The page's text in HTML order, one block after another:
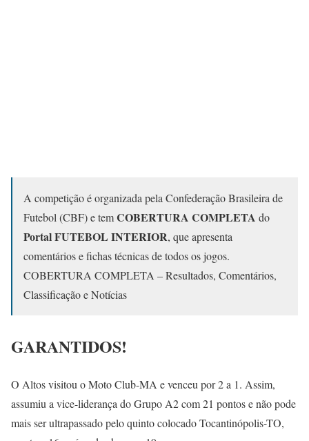
A competição é organizada pela Confederação Brasileira de
Futebol (CBF) e temCOBERTURA COMPLETA do
Portal FUTEBOL INTERIOR, que apresenta
comentários e fichas técnicas de todos os jogos.
COBERTURA COMPLETA – Resultados, Comentários,
Classificação e Notícias
GARANTIDOS!
O Altos visitou o Moto Club-MA e venceu por 2 a 1. Assim,
assumiu a vice-liderança do Grupo A2 com 21 pontos e não pode
mais ser ultrapassado pelo quinto colocado Tocantinópolis-TO,